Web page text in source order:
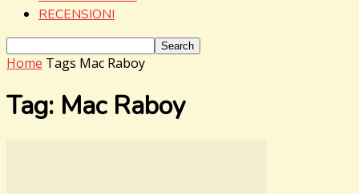
RECENSIONI
Home Tags Mac Raboy
Tag: Mac Raboy